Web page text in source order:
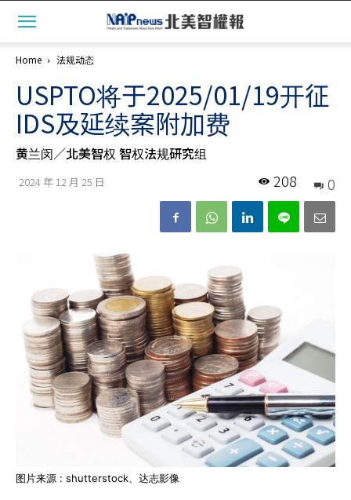
Home 法规动态
USPTO将于2025/01/19开征
IDS及延续案附加费
黄兰闵／北美智权 智权法规研究组
2024 年 12 月 25 日 0
208
图片来源 : shutterstock、达志影像